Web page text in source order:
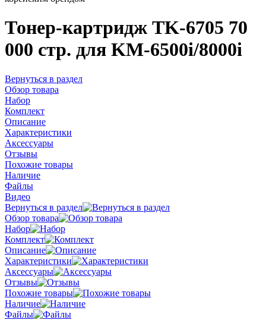
Тонер-картридж TK-6705 70
000 стр. для KM-6500i/8000i
Вернуться в раздел
Обзор товара
Набор
Комплект
Описание
Характеристики
Аксессуары
Отзывы
Похожие товары
Наличие
Файлы
Видео
Вернуться в раздел
Обзор товара
Набор
Комплект
Описание
Характеристики
Аксессуары
Отзывы
Похожие товары
Наличие
Файлы